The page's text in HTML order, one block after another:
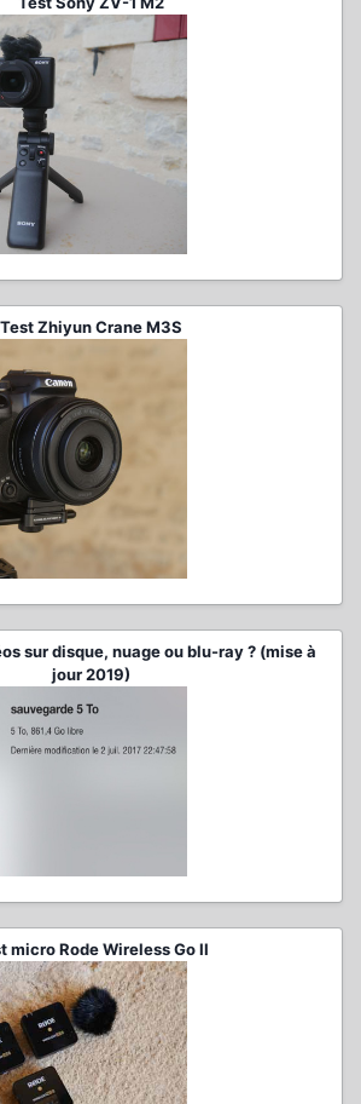
Test Zhiyun Crane M3S
sur disque, nuage ou blu-ray ? (mise à
jour 2019)
micro Rode Wireless Go II